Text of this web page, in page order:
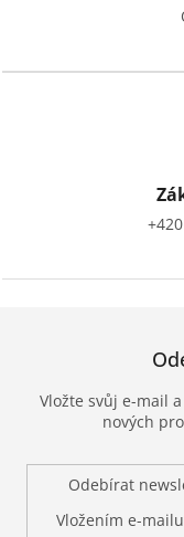
Vložte svůj e-mail
nových
Odebírat
Vložením e-